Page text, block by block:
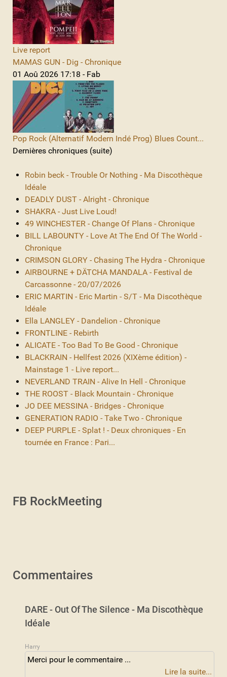
Live report
MAMAS GUN - Dig - Chronique
01 Aoû 2026 17:18 - Fab
Pop Rock (Alternatif Modern Indé Prog) Blues Count...
Dernières chroniques (suite)
Robin beck - Trouble Or Nothing - Ma Discothèque
Idéale
DEADLY DUST - Alright - Chronique
SHAKRA - Just Live Loud!
49 WINCHESTER - Change Of Plans - Chronique
BILL LABOUNTY - Love At The End Of The World -
Chronique
CRIMSON GLORY - Chasing The Hydra - Chronique
AIRBOURNE + DÄTCHA MANDALA - Festival de
Carcassonne - 20/07/2026
ERIC MARTIN - Eric Martin - S/T - Ma Discothèque
Idéale
Ella LANGLEY - Dandelion - Chronique
FRONTLINE - Rebirth
ALICATE - Too Bad To Be Good - Chronique
BLACKRAIN - Hellfest 2026 (XIXème édition) -
Mainstage 1 - Live report...
NEVERLAND TRAIN - Alive In Hell - Chronique
THE ROOST - Black Mountain - Chronique
JO DEE MESSINA - Bridges - Chronique
GENERATION RADIO - Take Two - Chronique
DEEP PURPLE - Splat ! - Deux chroniques - En
tournée en France : Pari...
FB RockMeeting
Commentaires
DARE - Out Of The Silence - Ma Discothèque
Idéale
Harry
Merci pour le commentaire ...
Lire la suite...